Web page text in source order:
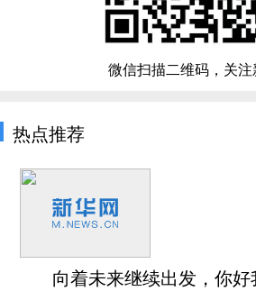
微信扫描二维码，关
热点推荐
向着未来继续出发，你好